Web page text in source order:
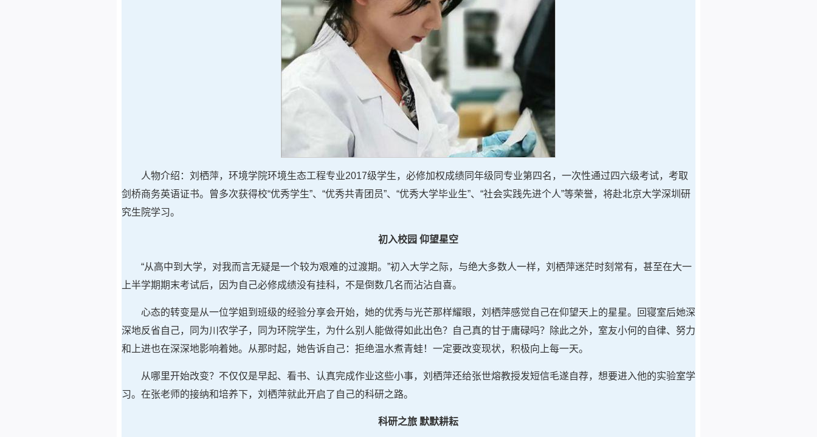
人物介绍：刘栖萍，环境学院环境生态工程专业2017级学生，必修加权成绩同年级同专业第四名，一次性通过四六级考试，考取
剑桥商务英语证书。曾多次获得校“优秀学生”、“优秀共青团员”、“优秀大学毕业生”、“社会实践先进个人”等荣誉，将赴北京大学深圳研
究生院学习。
初入校园 仰望星空
“从高中到大学，对我而言无疑是一个较为艰难的过渡期。”初入大学之际，与绝大多数人一样，刘栖萍迷茫时刻常有，甚至在大一
上半学期期末考试后，因为自己必修成绩没有挂科，不是倒数几名而沾沾自喜。
心态的转变是从一位学姐到班级的经验分享会开始，她的优秀与光芒那样耀眼，刘栖萍感觉自己在仰望天上的星星。回寝室后她深
深地反省自己，同为川农学子，同为环院学生，为什么别人能做得如此出色？自己真的甘于庸碌吗？除此之外，室友小何的自律、努力
和上进也在深深地影响着她。从那时起，她告诉自己：拒绝温水煮青蛙！一定要改变现状，积极向上每一天。
从哪里开始改变？不仅仅是早起、看书、认真完成作业这些小事，刘栖萍还给张世熔教授发短信毛遂自荐，想要进入他的实验室学
习。在张老师的接纳和培养下，刘栖萍就此开启了自己的科研之路。
科研之旅 默默耕耘